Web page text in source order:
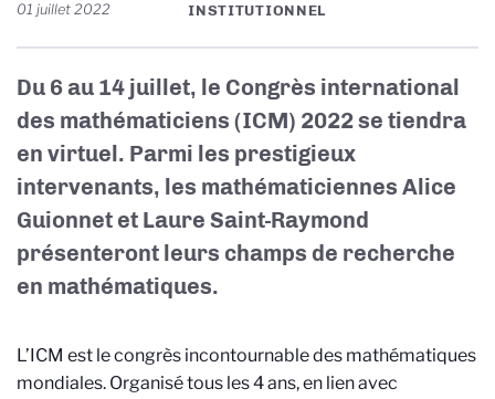
01 juillet 2022 INSTITUTIONNEL
Du 6 au 14 juillet, le Congrès international
des mathématiciens (ICM) 2022 se tiendra
en virtuel. Parmi les prestigieux
intervenants, les mathématiciennes Alice
Guionnet et Laure Saint-Raymond
présenteront leurs champs de recherche
en mathématiques.
L’ICM est le congrès incontournable des mathématiques
mondiales. Organisé tous les 4 ans, en lien avec